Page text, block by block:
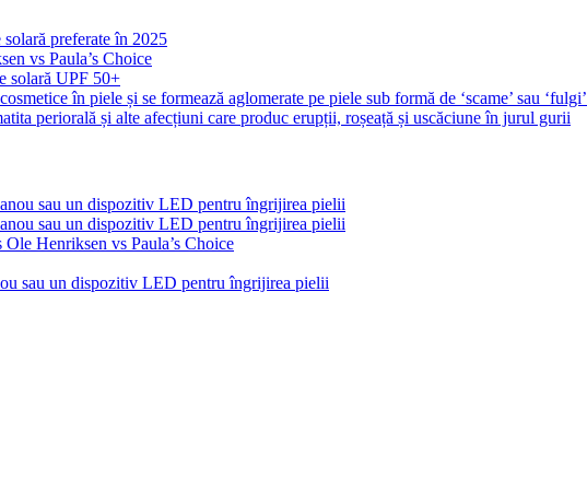
preferate în 2025
vs Paula’s Choice
solară UPF 50+
în piele și se formează aglomerate pe piele sub formă de ‘scame’ sau
periorală și alte afecțiuni care produc erupții, roșeață și uscăciune în jurul gurii
sau un dispozitiv LED pentru îngrijirea pielii
sau un dispozitiv LED pentru îngrijirea pielii
Henriksen vs Paula’s Choice
sau un dispozitiv LED pentru îngrijirea pielii